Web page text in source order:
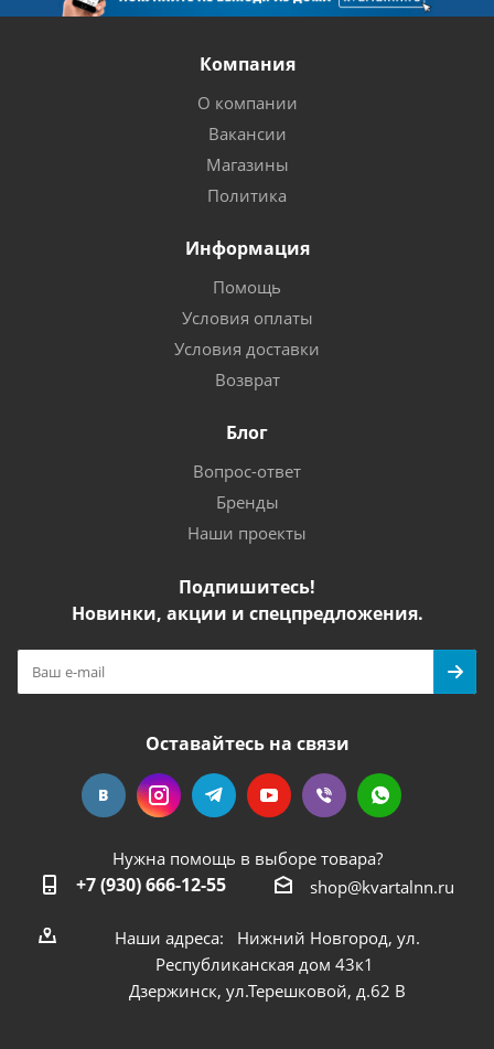
Компания
О компании
Вакансии
Магазины
Политика
Информация
Помощь
Условия оплаты
Условия доставки
Возврат
Блог
Вопрос-ответ
Бренды
Наши проекты
Подпишитесь!
Новинки, акции и спецпредложения.
Оставайтесь на связи
Нужна помощь в выборе товара?
+7 (930) 666-12-55 shop@kvartalnn.ru
Наши адреса: Нижний Новгород, ул.
Республиканская дом 43к1
Дзержинск, ул.Терешковой, д.62 В